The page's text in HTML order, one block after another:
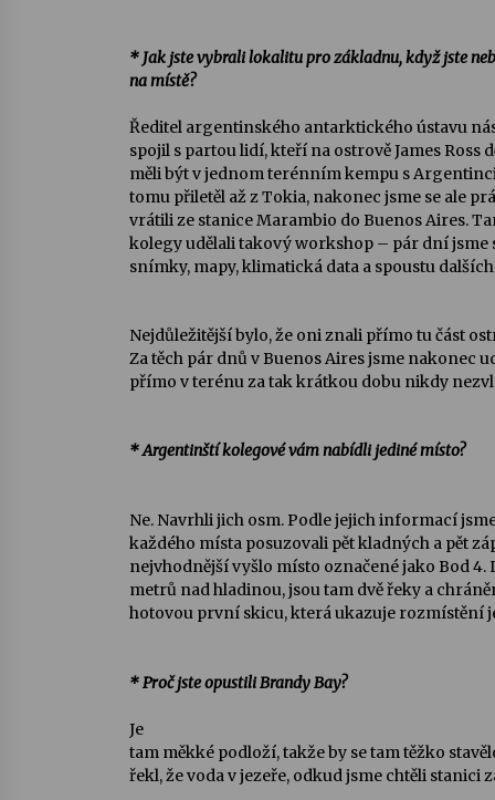
* Jak jste vybrali lokalitu pro základnu, když jste
na místě?
Ředitel argentinského antarktického ústavu
spojil s partou lidí, kteří na ostrově James Ross
měli být v jednom terénním kempu s
tomu přiletěl až z Tokia, nakonec jsme se ale
vrátili ze stanice Marambio do Buenos Aires.
kolegy udělali takový workshop – pár dní jsme
snímky, mapy, klimatická data a spoustu
Nejdůležitější bylo, že oni znali přímo tu část
Za těch pár dnů v Buenos Aires jsme nakonec
přímo v terénu za tak krátkou dobu nikdy
* Argentinští kolegové vám nabídli jediné místo?
Ne. Navrhli jich osm. Podle jejich informací
každého místa posuzovali pět kladných a pět
nejvhodnější vyšlo místo označené jako Bod 4.
metrů nad hladinou, jsou tam dvě řeky a
hotovou první skicu, která ukazuje rozmístění
* Proč jste opustili Brandy Bay?
Je
tam měkké podloží, takže by se tam těžko
řekl, že voda v jezeře, odkud jsme chtěli stanici